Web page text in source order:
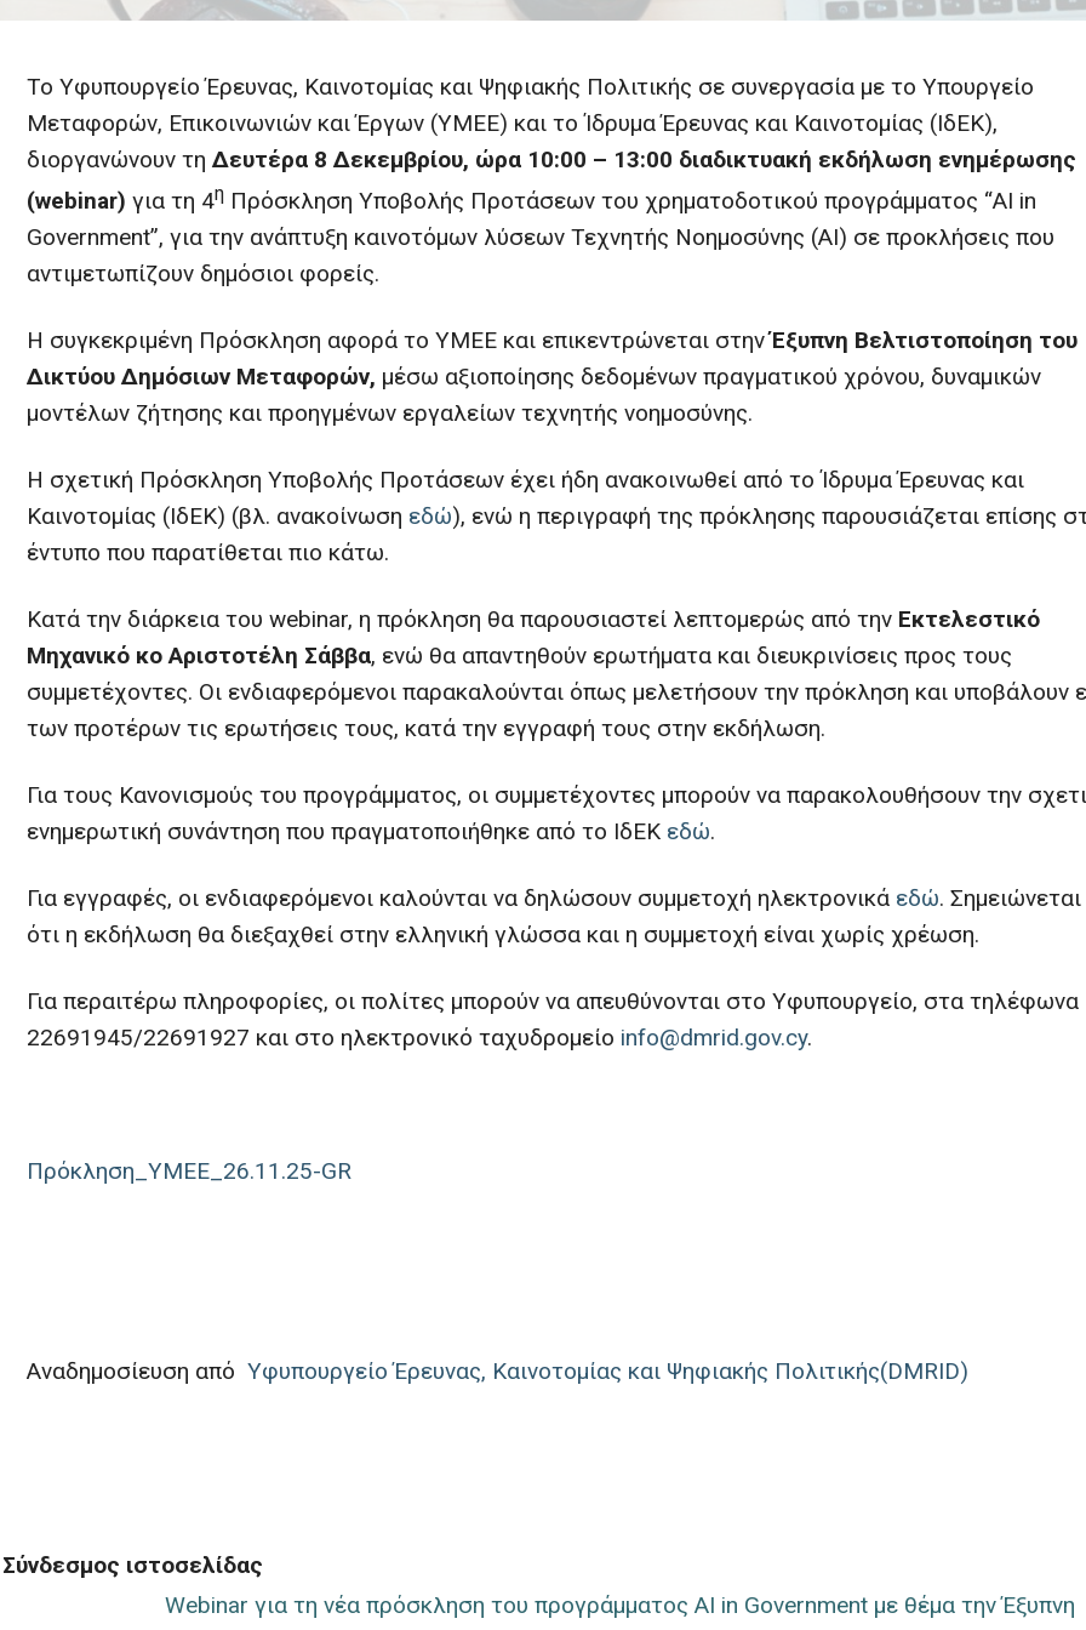
To Υφυπουργείο Έρευνας, Καινοτομίας και Ψηφιακής Πολιτικής σε συνεργασία με το Υπουργείο
Μεταφορών, Επικοινωνιών και Έργων (ΥΜΕΕ) και το Ίδρυμα Έρευνας και Καινοτομίας (ΙδΕΚ),
διοργανώνουν τη Δευτέρα 8 Δεκεμβρίου, ώρα 10:00 – 13:00 διαδικτυακή εκδήλωση ενημέρωσης
(webinar) για τη 4η Πρόσκληση Υποβολής Προτάσεων του χρηματοδοτικού προγράμματος “AI in
Government”, για την ανάπτυξη καινοτόμων λύσεων Τεχνητής Νοημοσύνης (AI) σε προκλήσεις που
αντιμετωπίζουν δημόσιοι φορείς.
Η συγκεκριμένη Πρόσκληση αφορά το ΥΜΕΕ και επικεντρώνεται στηνΈξυπνη Βελτιστοποίηση του
Δικτύου Δημόσιων Μεταφορών, μέσω αξιοποίησης δεδομένων πραγματικού χρόνου, δυναμικών
μοντέλων ζήτησης και προηγμένων εργαλείων τεχνητής νοημοσύνης.
Η σχετική Πρόσκληση Υποβολής Προτάσεων έχει ήδη ανακοινωθεί από το Ίδρυμα Έρευνας και
Καινοτομίας (ΙδΕΚ) (βλ. ανακοίνωση εδώ), ενώ η περιγραφή της πρόκλησης παρουσιάζεται επίσης
έντυπο που παρατίθεται πιο κάτω.
Κατά την διάρκεια του webinar, η πρόκληση θα παρουσιαστεί λεπτομερώς από την Εκτελεστικό
Μηχανικό κο Αριστοτέλη Σάββα, ενώ θα απαντηθούν ερωτήματα και διευκρινίσεις προς τους
συμμετέχοντες. Οι ενδιαφερόμενοι παρακαλούνται όπως μελετήσουν την πρόκληση και υποβάλουν
των προτέρων τις ερωτήσεις τους, κατά την εγγραφή τους στην εκδήλωση.
Για τους Κανονισμούς του προγράμματος, οι συμμετέχοντες μπορούν να παρακολουθήσουν την
ενημερωτική συνάντηση που πραγματοποιήθηκε από το ΙδΕΚ εδώ.
Για εγγραφές, οι ενδιαφερόμενοι καλούνται να δηλώσουν συμμετοχή ηλεκτρονικά εδώ. Σημειώνεται
ότι η εκδήλωση θα διεξαχθεί στην ελληνική γλώσσα και η συμμετοχή είναι χωρίς χρέωση.
Για περαιτέρω πληροφορίες, οι πολίτες μπορούν να απευθύνονται στο Υφυπουργείο, στα τηλέφωνα
22691945/22691927 και στο ηλεκτρονικό ταχυδρομείo info@dmrid.gov.cy.
Πρόκληση_ΥΜΕΕ_26.11.25-GR
Αναδημοσίευση από Yφυπουργείο Έρευνας, Καινοτομίας και Ψηφιακής Πολιτικής(DMRID)
Σύνδεσμος ιστοσελίδας
Webinar για τη νέα πρόσκληση του προγράμματος AI in Government με θέμα την Έξυπνη